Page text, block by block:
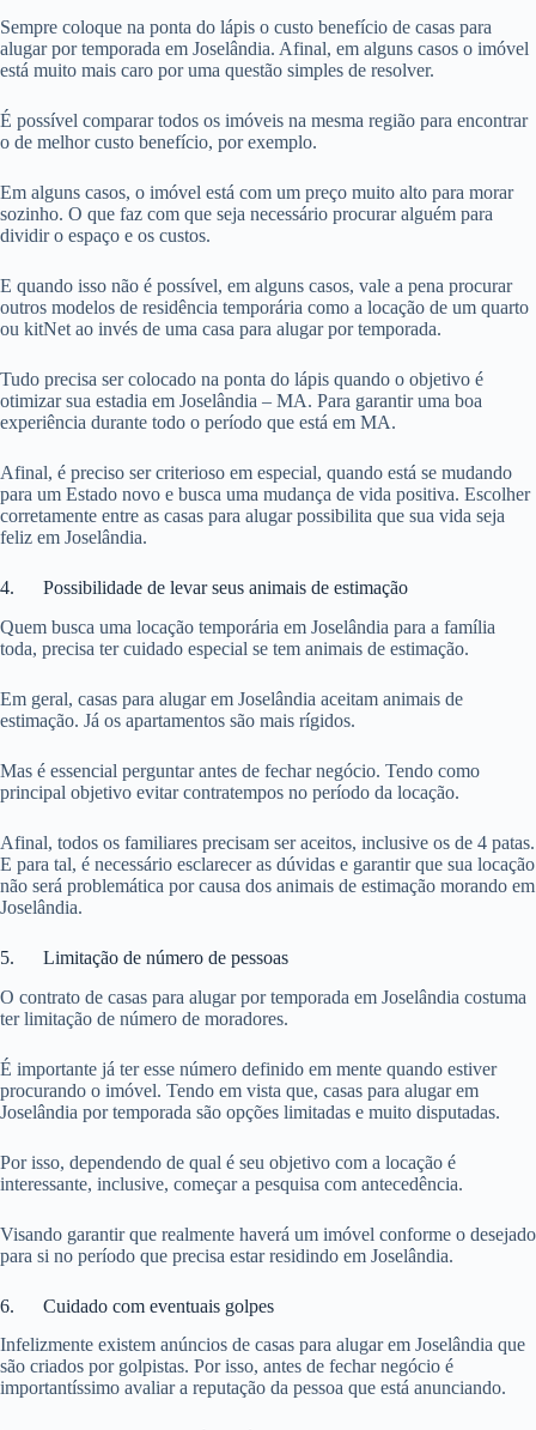
Sempre coloque na ponta do lápis o custo benefício de casas para
alugar por temporada em Joselândia. Afinal, em alguns casos o imóvel
está muito mais caro por uma questão simples de resolver.
É possível comparar todos os imóveis na mesma região para encontrar
o de melhor custo benefício, por exemplo.
Em alguns casos, o imóvel está com um preço muito alto para morar
sozinho. O que faz com que seja necessário procurar alguém para
dividir o espaço e os custos.
E quando isso não é possível, em alguns casos, vale a pena procurar
outros modelos de residência temporária como a locação de um quarto
ou kitNet ao invés de uma casa para alugar por temporada.
Tudo precisa ser colocado na ponta do lápis quando o objetivo é
otimizar sua estadia em Joselândia – MA. Para garantir uma boa
experiência durante todo o período que está em MA.
Afinal, é preciso ser criterioso em especial, quando está se mudando
para um Estado novo e busca uma mudança de vida positiva. Escolher
corretamente entre as casas para alugar possibilita que sua vida seja
feliz em Joselândia.
4. Possibilidade de levar seus animais de estimação
Quem busca uma locação temporária em Joselândia para a família
toda, precisa ter cuidado especial se tem animais de estimação.
Em geral, casas para alugar em Joselândia aceitam animais de
estimação. Já os apartamentos são mais rígidos.
Mas é essencial perguntar antes de fechar negócio. Tendo como
principal objetivo evitar contratempos no período da locação.
Afinal, todos os familiares precisam ser aceitos, inclusive os de 4 patas.
E para tal, é necessário esclarecer as dúvidas e garantir que sua locação
não será problemática por causa dos animais de estimação morando em
Joselândia.
5. Limitação de número de pessoas
O contrato de casas para alugar por temporada em Joselândia costuma
ter limitação de número de moradores.
É importante já ter esse número definido em mente quando estiver
procurando o imóvel. Tendo em vista que, casas para alugar em
Joselândia por temporada são opções limitadas e muito disputadas.
Por isso, dependendo de qual é seu objetivo com a locação é
interessante, inclusive, começar a pesquisa com antecedência.
Visando garantir que realmente haverá um imóvel conforme o desejado
para si no período que precisa estar residindo em Joselândia.
6. Cuidado com eventuais golpes
Infelizmente existem anúncios de casas para alugar em Joselândia que
são criados por golpistas. Por isso, antes de fechar negócio é
importantíssimo avaliar a reputação da pessoa que está anunciando.